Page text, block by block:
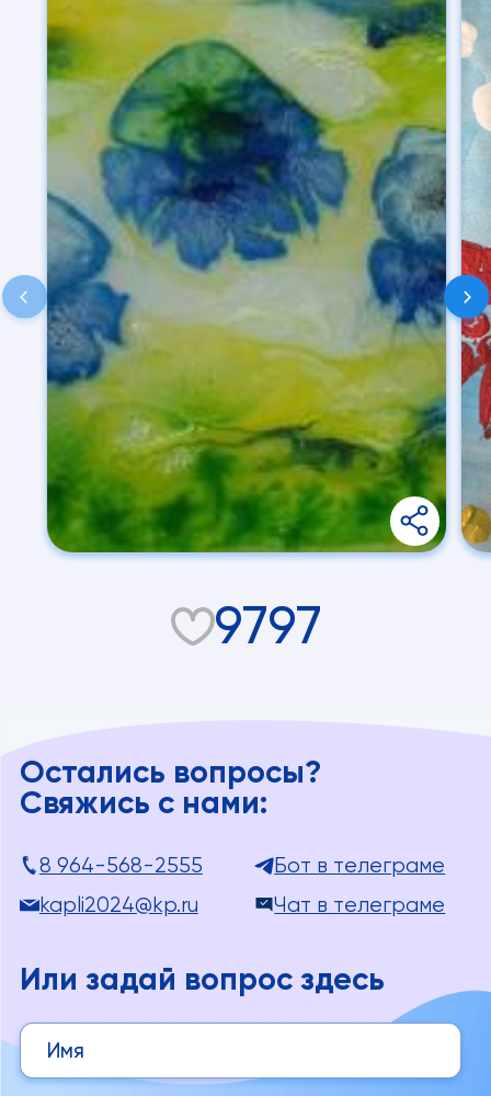
9797
Остались вопросы?
Свяжись с нами:
8 964-568-2555
Бот в телеграме
kapli2024@kp.ru
Чат в телеграме
Или задай вопрос здесь